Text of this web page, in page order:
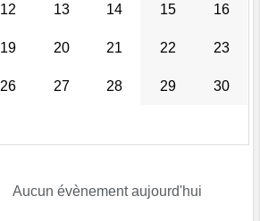
12 13 14 15 16
19 20 21 22 23
26 27 28 29 30
Aucun évènement aujourd'hui